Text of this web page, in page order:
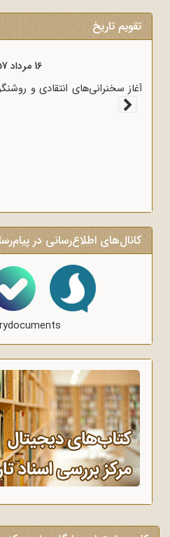
تقویم تاریخ
16 مرداد 1357
آغاز سخنرانی‌های انتقادی و
به وعاظ و روحانیون برای
کانال‌های اطلاع‌رسانی در